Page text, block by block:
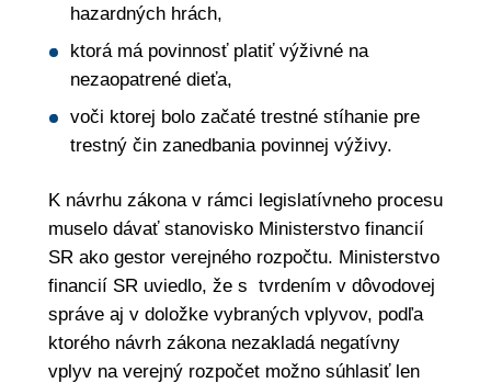
hazardných hrách,
ktorá má povinnosť platiť výživné na
nezaopatrené dieťa,
voči ktorej bolo začaté trestné stíhanie pre
trestný čin zanedbania povinnej výživy.
K návrhu zákona v rámci legislatívneho procesu
muselo dávať stanovisko Ministerstvo financií
SR ako gestor verejného rozpočtu. Ministerstvo
financií SR uviedlo, že s tvrdením v dôvodovej
správe aj v doložke vybraných vplyvov, podľa
ktorého návrh zákona nezakladá negatívny
vplyv na verejný rozpočet možno súhlasiť len